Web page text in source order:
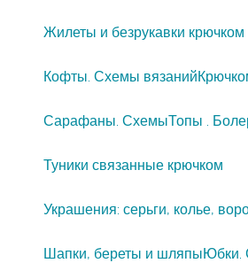
Жилеты и безрукавки крючком
Кофты. Схемы вязаний
Сарафаны. СхемыТопы .
Туники связанные крючком
Украшения: серьги, колье,
Шапки, береты и шляпыЮбки.